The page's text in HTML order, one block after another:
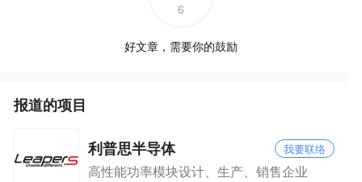
6
好文章，需要你的鼓励
报道的项目
利普思半导体 我要联络
高性能功率模块设计、生产、销售企业